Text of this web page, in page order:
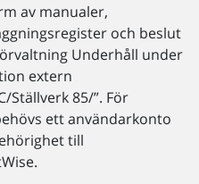
av manualer,
och beslut
Underhåll under
extern
Ställverk 85/”. För
ett användarkonto
till